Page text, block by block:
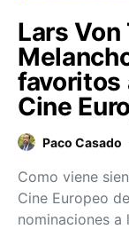
Lars Von
favoritos
Cine
Paco Casado
Como viene
Cine Europeo
nominaciones a